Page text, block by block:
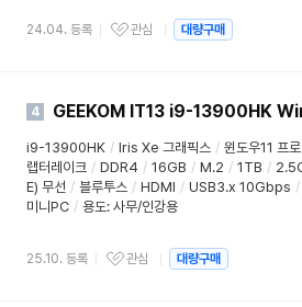
24.04. 등록 관심 대량구매
4 GEEKOM IT13 i9-13900HK
i9-13900HK / Iris Xe 그래픽스 / 윈도우11 프로
랩터레이크 / DDR4 / 16GB / M.2 / 1TB /
E) 무선 / 블루투스 / HDMI / USB3.x 10Gbps /
미니PC / 용도: 사무/인강용
25.10. 등록 관심 대량구매